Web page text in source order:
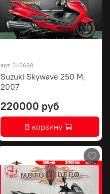
арт. 048698
Suzuki Skywave 250 M,
2007
220000 руб
В корзину